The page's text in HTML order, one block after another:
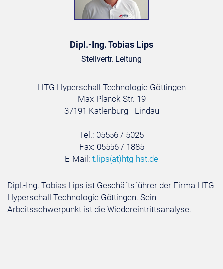
Dipl.-Ing. Tobias Lips
Stellvertr. Leitung
HTG Hyperschall Technologie Göttingen
Max-Planck-Str. 19
37191 Katlenburg - Lindau
Tel.: 05556 / 5025
Fax: 05556 / 1885
E-Mail: t.lips(at)htg-hst.de
Dipl.-Ing. Tobias Lips ist Geschäftsführer der Firma HTG
Hyperschall Technologie Göttingen. Sein
Arbeitsschwerpunkt ist die Wiedereintrittsanalyse.